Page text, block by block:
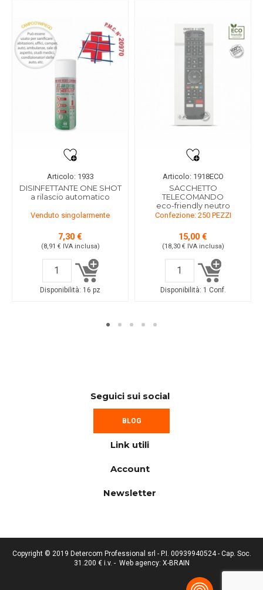
Articolo: 1933
DISINFETTANTE ONE SHOT
a rilascio automatico
Venduto singolarmente
7,30 €
(8,91 € IVA inclusa)
Disponibilità: 16 pz
Articolo: 1918ECO
SACCHETTO
TELECOMANDO
eco-friendly neutro
Confezione: 250 PEZZI
15,00 €
(18,30 € IVA inclusa)
Disponibilità: 1 Conf.
Seguici sui social
BLOG
Link utili
Account
Newsletter
Copyright © 2019 Detercom Professional srl - P.I. 00939940524 - Cap. Soc.
31.200 € i.v. - Web agency: X-BRAIN